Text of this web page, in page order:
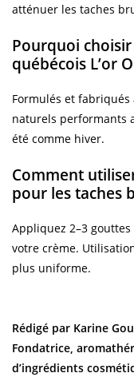
atténuer les taches
Pourquoi
québécois L’or
Formulés et fabriqués
naturels performants
été comme hiver.
Comment
pour les taches
Appliquez 2–3
votre crème.
plus uniforme.
Rédigé par Karine
Fondatrice,
d’ingrédients